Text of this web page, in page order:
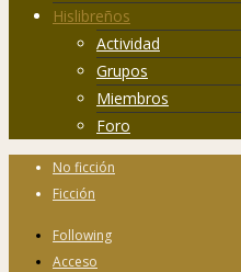
Hislibreños
Actividad
Grupos
Miembros
Foro
No ficción
Ficción
Following
Acceso